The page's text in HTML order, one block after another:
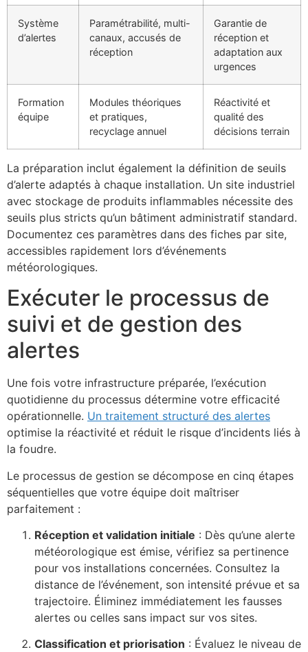
Système
d’alertes
Paramétrabilité, multi-
canaux, accusés de
réception
Garantie de
réception et
adaptation aux
urgences
Formation
équipe
Modules théoriques
et pratiques,
recyclage annuel
Réactivité et
qualité des
décisions terrain
La préparation inclut également la définition de seuils
d’alerte adaptés à chaque installation. Un site industriel
avec stockage de produits inflammables nécessite des
seuils plus stricts qu’un bâtiment administratif standard.
Documentez ces paramètres dans des fiches par site,
accessibles rapidement lors d’événements
météorologiques.
Exécuter le processus de
suivi et de gestion des
alertes
Une fois votre infrastructure préparée, l’exécution
quotidienne du processus détermine votre efficacité
opérationnelle. Un traitement structuré des alertes
optimise la réactivité et réduit le risque d’incidents liés à
la foudre.
Le processus de gestion se décompose en cinq étapes
séquentielles que votre équipe doit maîtriser
parfaitement :
Réception et validation initiale : Dès qu’une alerte
météorologique est émise, vérifiez sa pertinence
pour vos installations concernées. Consultez la
distance de l’événement, son intensité prévue et sa
trajectoire. Éliminez immédiatement les fausses
alertes ou celles sans impact sur vos sites.
Classification et priorisation : Évaluez le niveau de